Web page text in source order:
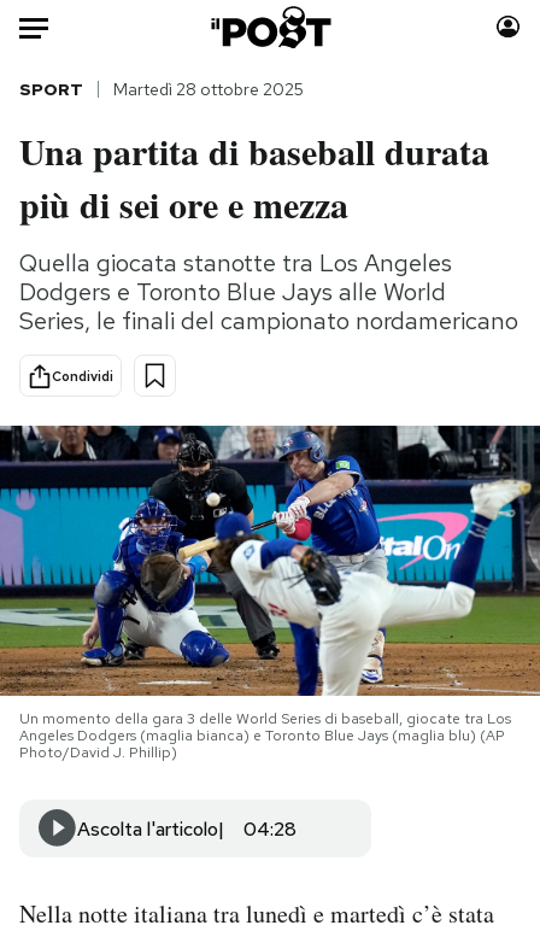
Auto
HOME
Italia
Politica
Tecnologia
Scienza
Economia
Moda
Consumismi
Storie/Idee
Altrecose
Mondiali calcio 2026
PODCAST
NEWSLETTER
I MIEI PREFERITI
SHOP
CALENDARIO
SPORT Martedì 28 ottobre 2025
Una partita di baseball durata
più di sei ore e mezza
Quella giocata stanotte tra Los Angeles
Dodgers e Toronto Blue Jays alle World
Series, le finali del campionato nordamericano
Condividi
Un momento della gara 3 delle World Series di baseball, giocate tra Los
Angeles Dodgers (maglia bianca) e Toronto Blue Jays (maglia blu) (AP
Photo/David J. Phillip)
Ascolta l'articolo 04:28
Nella notte italiana tra lunedì e martedì c’è stata